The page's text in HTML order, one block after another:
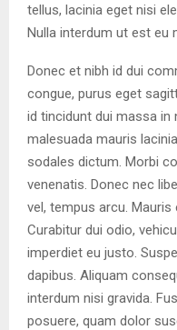
tellus, lacinia eget nisi
Nulla interdum ut est eu
Donec et nibh id dui
congue, purus eget
id tincidunt dui massa in
malesuada mauris
sodales dictum. Morbi
venenatis. Donec nec
vel, tempus arcu.
Curabitur dui odio,
imperdiet eu justo.
dapibus. Aliquam
interdum nisi gravida.
posuere, quam dolor